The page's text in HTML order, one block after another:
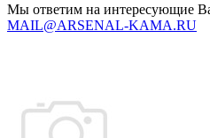
Мы ответим на интересующие
MAIL@ARSENAL-KAMA.RU